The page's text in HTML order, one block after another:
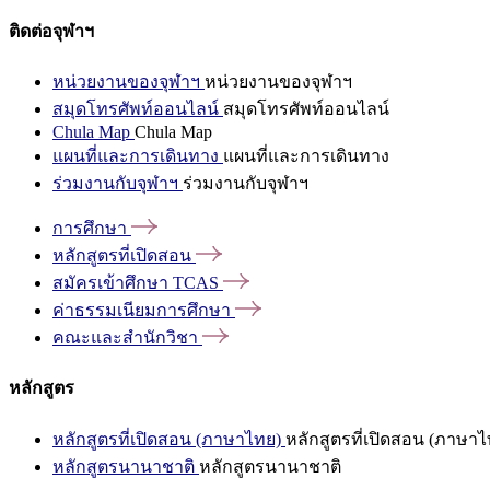
ติดต่อจุฬาฯ
หน่วยงานของจุฬาฯ หน่วยงานของจุฬาฯ
สมุดโทรศัพท์ออนไลน์ สมุดโทรศัพท์ออนไลน์
Chula Map Chula Map
แผนที่และการเดินทาง แผนที่และการเดินทาง
ร่วมงานกับจุฬาฯ ร่วมงานกับจุฬาฯ
การศึกษา
หลักสูตรที่เปิดสอน
สมัครเข้าศึกษา TCAS
ค่าธรรมเนียมการศึกษา
คณะและสำนักวิชา
หลักสูตร
หลักสูตรที่เปิดสอน (ภาษาไทย) หลักสูตรที่เปิดสอน (ภาษาไ
หลักสูตรนานาชาติ หลักสูตรนานาชาติ